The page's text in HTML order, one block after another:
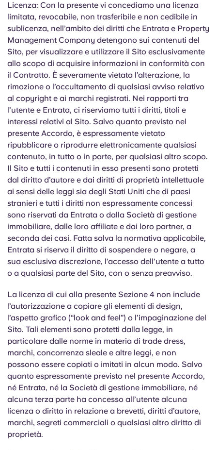
Licenza: Con la presente vi concediamo una licenza
limitata, revocabile, non trasferibile e non cedibile in
sublicenza, nell’ambito dei diritti che Entrata e Property
Management Company detengono sui contenuti del
Sito, per visualizzare e utilizzare il Sito esclusivamente
allo scopo di acquisire informazioni in conformità con
il Contratto. È severamente vietata l’alterazione, la
rimozione o l’occultamento di qualsiasi avviso relativo
al copyright e ai marchi registrati. Nei rapporti tra
l’utente e Entrata, ci riserviamo tutti i diritti, titoli e
interessi relativi al Sito. Salvo quanto previsto nel
presente Accordo, è espressamente vietato
ripubblicare o riprodurre elettronicamente qualsiasi
contenuto, in tutto o in parte, per qualsiasi altro scopo.
Il Sito e tutti i contenuti in esso presenti sono protetti
dal diritto d’autore e dai diritti di proprietà intellettuale
ai sensi delle leggi sia degli Stati Uniti che di paesi
stranieri e tutti i diritti non espressamente concessi
sono riservati da Entrata o dalla Società di gestione
immobiliare, dalle loro affiliate e dai loro partner, a
seconda dei casi. Fatta salva la normativa applicabile,
Entrata si riserva il diritto di sospendere o negare, a
sua esclusiva discrezione, l’accesso dell’utente a tutto
o a qualsiasi parte del Sito, con o senza preavviso.
La licenza di cui alla presente Sezione 4 non include
l’autorizzazione a copiare gli elementi di design,
l’aspetto grafico (“look and feel”) o l’impaginazione del
Sito. Tali elementi sono protetti dalla legge, in
particolare dalle norme in materia di trade dress,
marchi, concorrenza sleale e altre leggi, e non
possono essere copiati o imitati in alcun modo. Salvo
quanto espressamente previsto nel presente Accordo,
né Entrata, né la Società di gestione immobiliare, né
alcuna terza parte ha concesso all’utente alcuna
licenza o diritto in relazione a brevetti, diritti d’autore,
marchi, segreti commerciali o qualsiasi altro diritto di
proprietà.